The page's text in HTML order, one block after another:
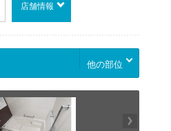
店舗情報
他の部位